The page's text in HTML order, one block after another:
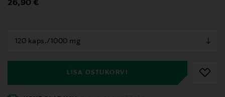
Original Price
26,90 €
LISA OSTUKORVI
null
null